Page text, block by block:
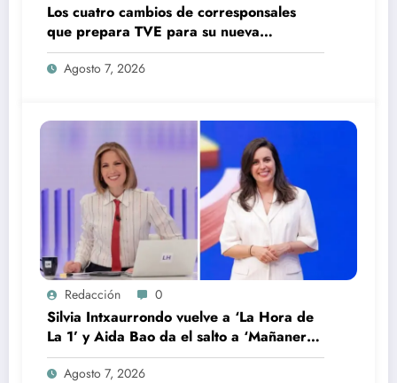
Los cuatro cambios de corresponsales
que prepara TVE para su nueva
temporada
Agosto 7, 2026
Redacción 0
Silvia Intxaurrondo vuelve a ‘La Hora de
La 1’ y Aida Bao da el salto a ‘Mañaneros
360’
Agosto 7, 2026